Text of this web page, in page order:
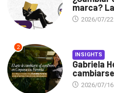
marca?
2026/07/22
2
INSIGHTS
Gabriela
2026/07/16